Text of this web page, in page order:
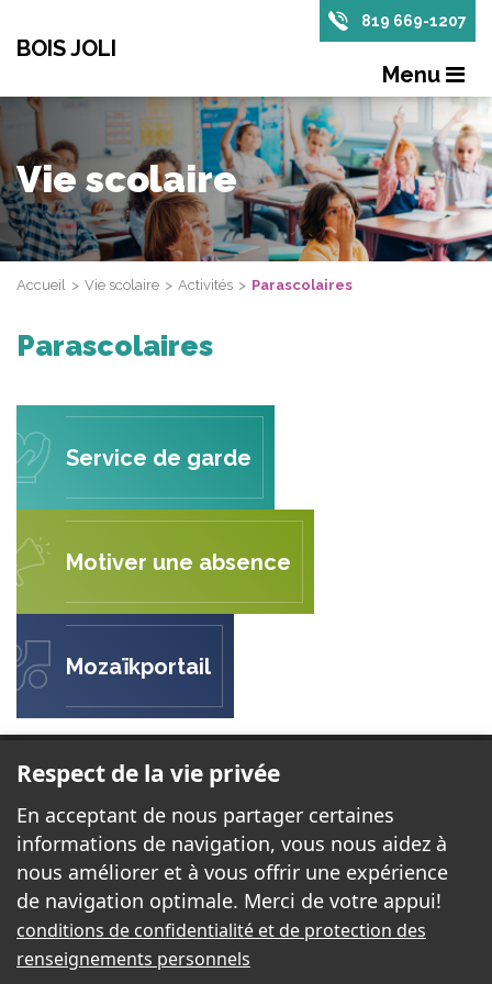
BOIS JOLI
819 669-1207
Menu
Vie scolaire
Accueil Vie scolaire Activités Parascolaires
Parascolaires
Service de garde
Motiver une absence
Mozaïkportail
BOIS JOLI
1165, boulevard Saint-René Est
Gatineau (Québec)
J8R 1N1
Téléphone:819 669-1207
Télécopieur:819 669-1495
Respect de la vie privée
En acceptant de nous partager certaines
informations de navigation, vous nous aidez à
nous améliorer et à vous offrir une expérience
de navigation optimale. Merci de votre appui!
conditions de confidentialité et de protection des
renseignements personnels